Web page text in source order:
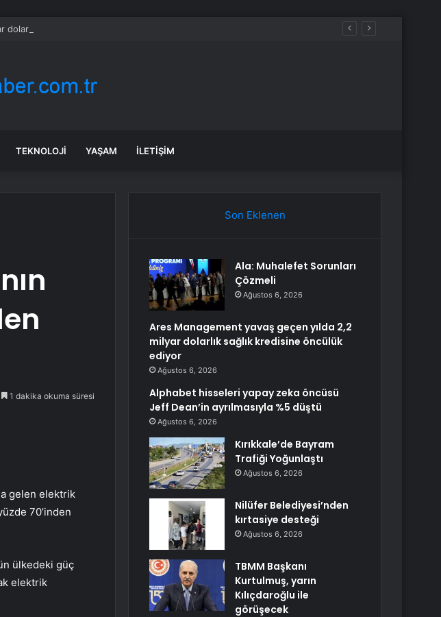
sağlık kredisine öncülük ediyor
TEKNOLOJI YAŞAM İLETIŞIM
1 dakika okuma süresi
gelen elektrik
70’inden
ülkedeki güç
elektrik
Son Eklenen
Ala: Muhalefet Sorunları
Çözmeli
Ağustos 6, 2026
Ares Management yavaş geçen yılda 2,2
milyar dolarlık sağlık kredisine öncülük
ediyor
Ağustos 6, 2026
Alphabet hisseleri yapay zeka öncüsü
Jeff Dean’in ayrılmasıyla %5 düştü
Ağustos 6, 2026
Kırıkkale’de Bayram
Trafiği Yoğunlaştı
Ağustos 6, 2026
Nilüfer Belediyesi’nden
kırtasiye desteği
Ağustos 6, 2026
TBMM Başkanı
Kurtulmuş, yarın
Kılıçdaroğlu ile
görüşecek